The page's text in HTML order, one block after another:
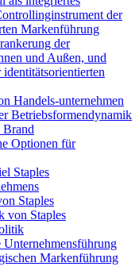
der
Markenführung
der
und Außen, und
identitätsorientierten
Handels-unternehmen
Betriebsformendynamik
Brand
Optionen für
Staples
Staples
von Staples
Markenführung